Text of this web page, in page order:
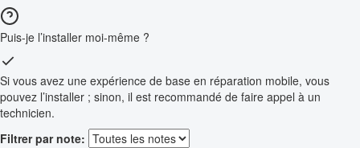
Puis-je l’installer moi-même ?
Si vous avez une expérience de base en réparation mobile, vous
pouvez l’installer ; sinon, il est recommandé de faire appel à un
technicien.
Filtrer par note: